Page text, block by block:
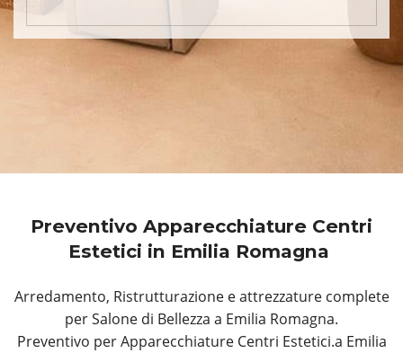
Preventivo Apparecchiature Centri
Estetici in Emilia Romagna
Arredamento, Ristrutturazione e attrezzature complete
per Salone di Bellezza a Emilia Romagna.
Preventivo per Apparecchiature Centri Estetici.a Emilia